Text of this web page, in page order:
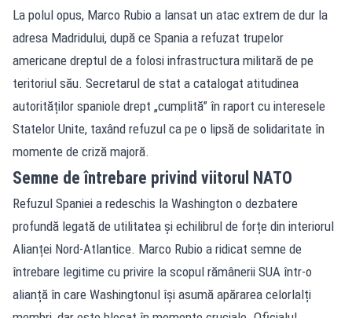
La polul opus, Marco Rubio a lansat un atac extrem de dur la
adresa Madridului, după ce Spania a refuzat trupelor
americane dreptul de a folosi infrastructura militară de pe
teritoriul său. Secretarul de stat a catalogat atitudinea
autorităților spaniole drept „cumplită” în raport cu interesele
Statelor Unite, taxând refuzul ca pe o lipsă de solidaritate în
momente de criză majoră.
Semne de întrebare privind viitorul NATO
Refuzul Spaniei a redeschis la Washington o dezbatere
profundă legată de utilitatea și echilibrul de forțe din interiorul
Alianței Nord-Atlantice. Marco Rubio a ridicat semne de
întrebare legitime cu privire la scopul rămânerii SUA într-o
alianță în care Washingtonul își asumă apărarea celorlalți